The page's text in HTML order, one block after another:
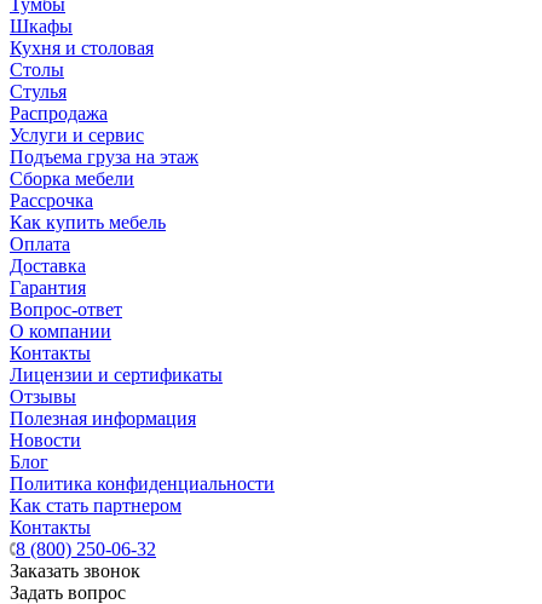
Тумбы
Шкафы
Кухня и столовая
Столы
Стулья
Распродажа
Услуги и сервис
Подъема груза на этаж
Сборка мебели
Рассрочка
Как купить мебель
Оплата
Доставка
Гарантия
Вопрос-ответ
О компании
Контакты
Лицензии и сертификаты
Отзывы
Полезная информация
Новости
Блог
Политика конфиденциальности
Как стать партнером
Контакты
8 (800) 250-06-32
Заказать звонок
Задать вопрос